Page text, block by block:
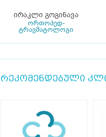
ირაკლი გოგინავა
ორთოპედ-
ტრავმატოლოგი
რეკომენდებული